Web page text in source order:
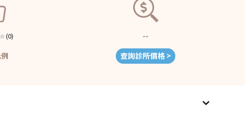
(0)
--
查詢診所價格 >